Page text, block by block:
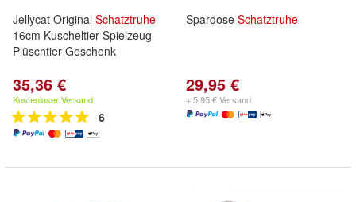
Jellycat Original Schatztruhe
16cm Kuscheltier Spielzeug
Plüschtier Geschenk
35,36 €
Kostenloser Versand
6
Spardose Schatztruhe
29,95 €
+ 5,95 € Versand